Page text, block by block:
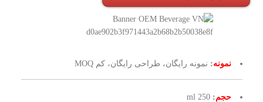
نمونه: نمونه رایگان، طراحی رایگان، کم MOQ
حجم:
250 ml